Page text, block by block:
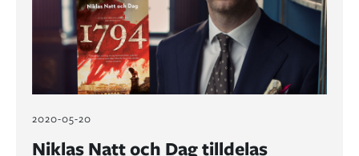
2020-05-20
Niklas Natt och Dag tilldelas